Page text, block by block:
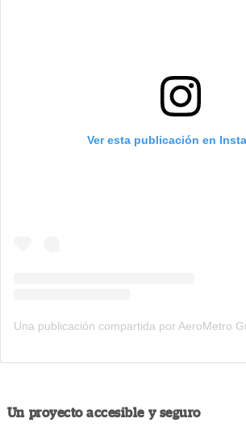
Ver esta publicación en
Un proyecto accesible y seguro